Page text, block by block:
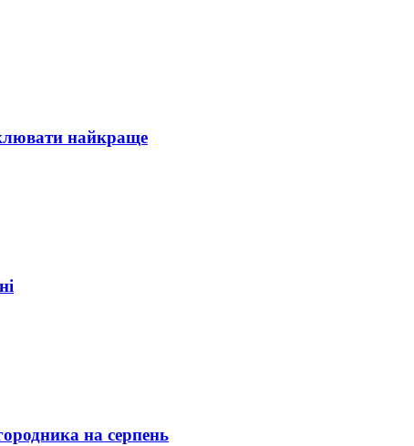
найкраще
на серпень